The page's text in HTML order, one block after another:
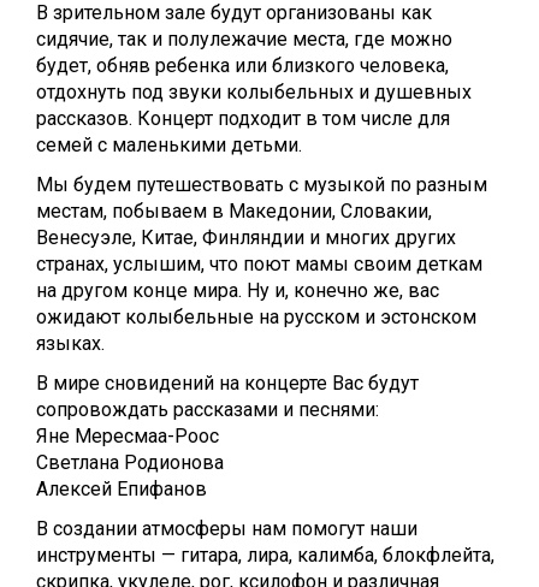
В зрительном зале будут организованы как
сидячие, так и полулежачие места, где можно
будет, обняв ребенка или близкого человека,
отдохнуть под звуки колыбельных и душевных
рассказов. Концерт подходит в том числе для
семей с маленькими детьми.
Мы будем путешествовать с музыкой по разным
местам, побываем в Македонии, Словакии,
Венесуэле, Китае, Финляндии и многих других
странах, услышим, что поют мамы своим деткам
на другом конце мира. Ну и, конечно же, вас
ожидают колыбельные на русском и эстонском
языках.
В мире сновидений на концерте Вас будут
сопровождать рассказами и песнями:
Яне Мересмаа-Роос
Светлана Родионова
Алексей Епифанов
В создании атмосферы нам помогут наши
инструменты — гитара, лира, калимба, блокфлейта,
скрипка, укулеле, рог, ксилофон и различная